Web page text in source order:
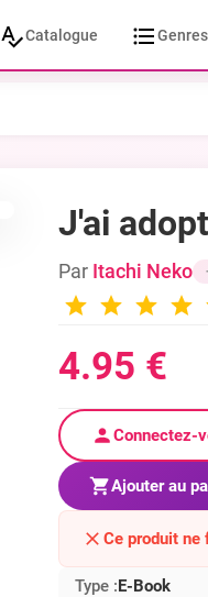
Catalogue Genres
J'ai
Par Itachi Neko
4.95 €
Connectez-
Ajouter au
Ce produit ne
Type :E-Book